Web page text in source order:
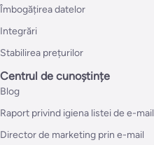
Îmbogățirea datelor
Integrări
Stabilirea prețurilor
Centrul de cunoștințe
Blog
Raport privind igiena listei de e-mail
Director de marketing prin e-mail